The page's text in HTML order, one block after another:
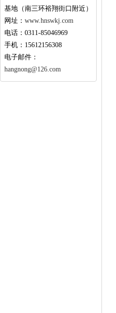
基地（南三环裕翔街口附近）
网址： www.hnswkj.com
电话：0311-85046969
手机：15612156308
电子邮件：
hangnong@126.com